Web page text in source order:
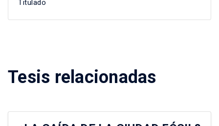
Titulado
Tesis relacionadas